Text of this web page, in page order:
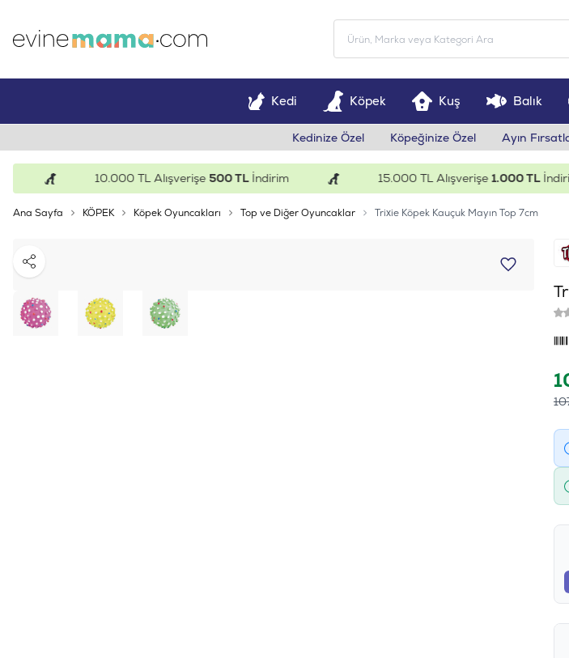
Kedi Köpek Kuş Balık
Kedinize Özel Köpeğinize Özel Ayın
10.000 TL Alışverişe500 TLİndirim 15.000 TL Alışverişe1.000 TLİndirim
Ana Sayfa KÖPEK Köpek Oyuncakları Top ve Diğer Oyuncaklar Trixie Köpek Kauçuk Mayın Top 7cm
Paylaş